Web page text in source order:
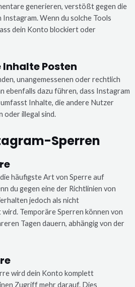
generieren, verstößt gegen die
Wenn du solche Tools
dein Konto blockiert oder
Posten
unangemessenen oder rechtlich
ebenfalls dazu führen, dass Instagram
Inhalte, die andere Nutzer
oder illegal sind.
Sperren
häufigste Art von Sperre auf
du gegen eine der Richtlinien von
jedoch als nicht
Temporäre Sperren können von
Tagen dauern, abhängig von der
wird dein Konto komplett
Zugriff mehr darauf. Dies